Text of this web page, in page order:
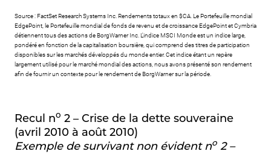
Source : FactSet Research Systems Inc. Rendements totaux en $CA. Le Portefeuille mondial
EdgePoint, le Portefeuille mondial de fonds de revenu et de croissance EdgePoint et Cymbria
détiennent tous des actions de BorgWarner Inc. L'indice MSCI Monde est un indice large,
pondéré en fonction de la capitalisation boursière, qui comprend des titres de participation
disponibles sur les marchés développés du monde entier. Cet indice étant un repère
largement utilisé pour le marché mondial des actions, nous avons présenté son rendement
afin de fournir un contexte pour le rendement de BorgWarner sur la période.
Recul no 2 – Crise de la dette souveraine
(avril 2010 à août 2010)
Exemple de survivant non évident no 2 –